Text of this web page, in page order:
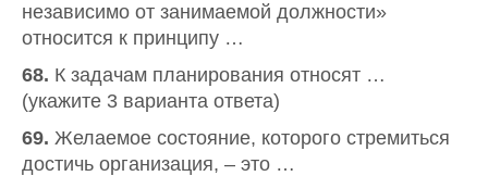
независимо от занимаемой должности»
относится к принципу …
68. К задачам планирования относят …
(укажите 3 варианта ответа)
69. Желаемое состояние, которого стремиться
достичь организация, – это …